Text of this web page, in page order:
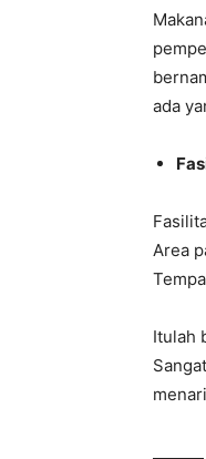
ada
Area
Itulah